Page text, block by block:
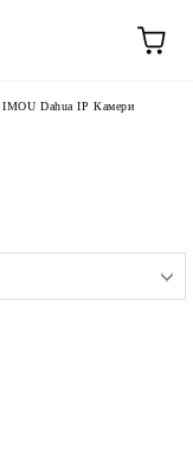
IMOU Dahua IP Камери